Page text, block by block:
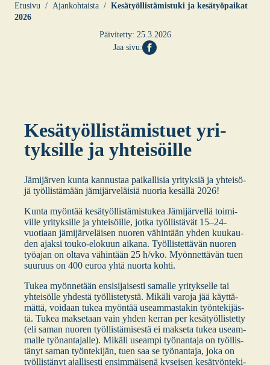
Etusi­vu Ajankohtaista
Kesä­työl­lis­tä­mis­tu­ki ja kesä­työ­pai­kat
2026
Päivitetty: 25.3.2026
Jaa sivu:
Kesä­työl­lis­tä­mis­tuet yri­
tyk­sil­le ja yhtei­söil­le
Jämi­jär­ven kun­ta kan­nus­taa pai­kal­li­sia yri­tyk­siä ja yhtei­sö­
jä työl­lis­tä­mään jämi­jär­ve­läi­siä nuo­ria kesäl­lä 2026!
Kun­ta myön­tää kesä­työl­lis­tä­mis­tu­kea Jämi­jär­vel­lä toi­mi­
vil­le yri­tyk­sil­le ja yhtei­söil­le, jot­ka työl­lis­tä­vät 15–24-
vuotiaan jämi­jär­ve­läi­sen nuo­ren vähin­tään yhden kuu­kau­
den ajak­si tou­ko-elo­kuun aika­na. Työl­lis­tet­tä­vän nuo­ren
työ­ajan on olta­va vähin­tään 25 h/vko. Myön­net­tä­vän tuen
suu­ruus on 400 euroa yhtä nuor­ta koh­ti.
Tukea myön­ne­tään ensi­si­jai­ses­ti samal­le yri­tyk­sel­le tai
yhtei­söl­le yhdes­tä työl­lis­te­tys­tä. Mikä­li varo­ja jää käyt­tä­
mät­tä, voi­daan tukea myön­tää useam­mas­ta­kin työn­te­ki­jäs­
tä. Tukea mak­se­taan vain yhden ker­ran per kesä­työl­lis­tet­ty
(eli saman nuo­ren työl­lis­tä­mi­ses­tä ei mak­se­ta tukea useam­
mal­le työ­nan­ta­jal­le). Mikä­li useam­pi työ­nan­ta­ja on työl­lis­
tä­nyt saman työn­te­ki­jän, tuen saa se työ­nan­ta­ja, joka on
työl­lis­tä­nyt ajal­li­ses­ti ensim­mäi­se­nä kysei­sen kesä­työn­te­ki­